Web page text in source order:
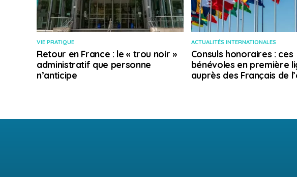
VIE PRATIQUE
Retour en France : le « trou noir »
administratif que personne
n’anticipe
ACTUALITÉS INTERNATIONALES
Consuls honoraires : ces
bénévoles en première
auprès des Français de